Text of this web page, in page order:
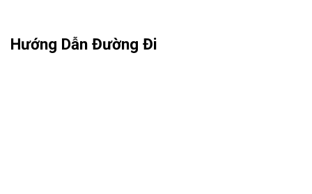
Hướng Dẫn Đường Đi